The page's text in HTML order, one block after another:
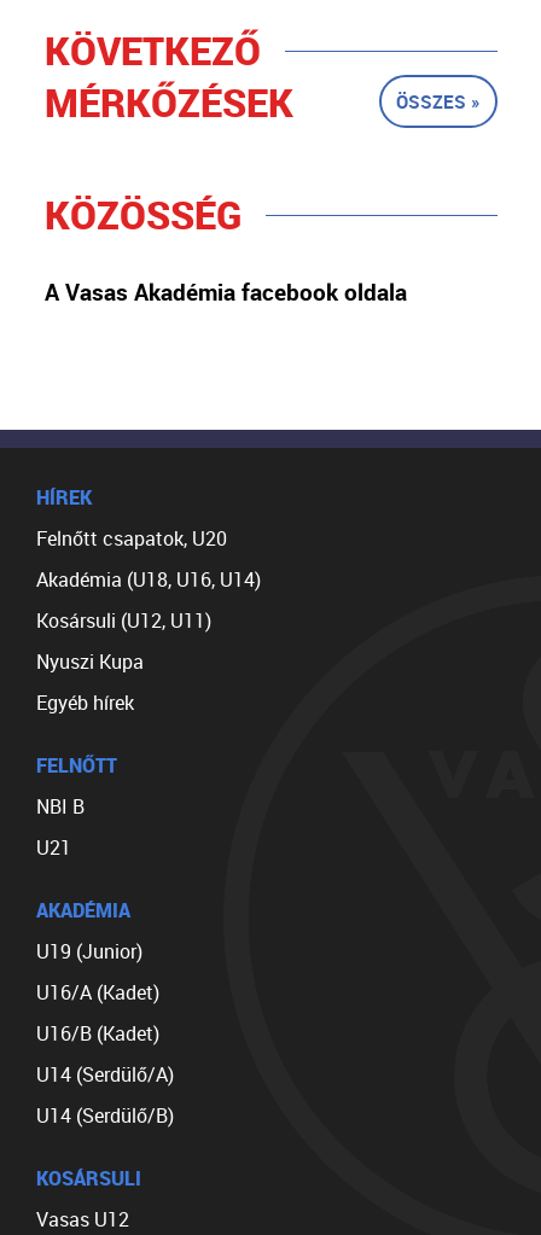
KÖVETKEZŐ
MÉRKŐZÉSEK
ÖSSZES »
KÖZÖSSÉG
A Vasas Akadémia facebook oldala
HÍREK
Felnőtt csapatok, U20
Akadémia (U18, U16, U14)
Kosársuli (U12, U11)
Nyuszi Kupa
Egyéb hírek
FELNŐTT
NBI B
U21
AKADÉMIA
U19 (Junior)
U16/A (Kadet)
U16/B (Kadet)
U14 (Serdülő/A)
U14 (Serdülő/B)
KOSÁRSULI
Vasas U12